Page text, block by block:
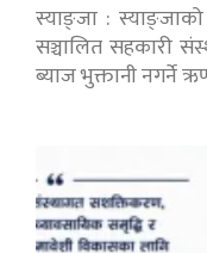
स्याङ्जा : स्याङ्जाको
सञ्चालित सहकारी
ब्याज भुक्तानी नगर्ने